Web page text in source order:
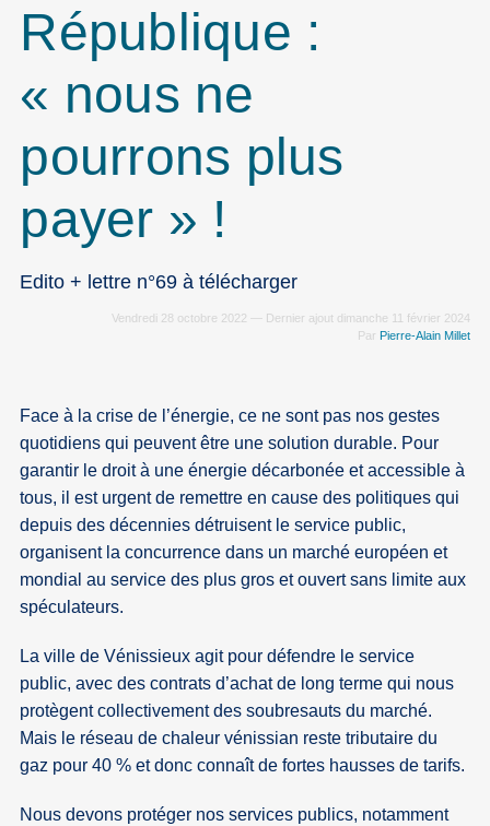
République :
« nous ne
pourrons plus
payer » !
Edito + lettre n°69 à télécharger
Vendredi 28 octobre 2022 — Dernier ajout dimanche 11 février 2024
Par Pierre-Alain Millet
Face à la crise de l’énergie, ce ne sont pas nos gestes
quotidiens qui peuvent être une solution durable. Pour
garantir le droit à une énergie décarbonée et accessible à
tous, il est urgent de remettre en cause des politiques qui
depuis des décennies détruisent le service public,
organisent la concurrence dans un marché européen et
mondial au service des plus gros et ouvert sans limite aux
spéculateurs.
La ville de Vénissieux agit pour défendre le service
public, avec des contrats d’achat de long terme qui nous
protègent collectivement des soubresauts du marché.
Mais le réseau de chaleur vénissian reste tributaire du
gaz pour 40 % et donc connaît de fortes hausses de tarifs.
Nous devons protéger nos services publics, notamment